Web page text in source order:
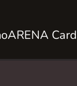
ARENA Card